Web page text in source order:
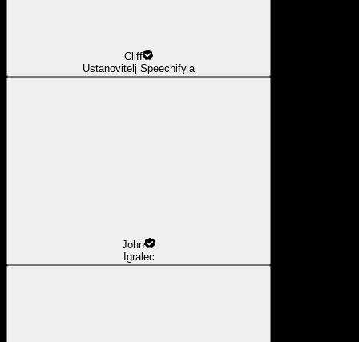
Cliff
Ustanovitelj Speechifyja
John
Igralec